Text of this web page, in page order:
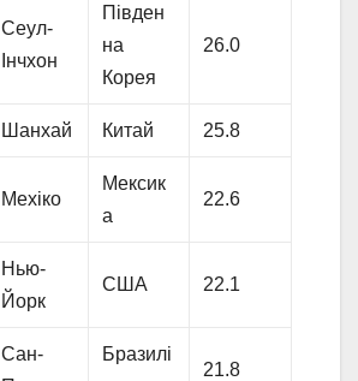
Сеул-
Інчхон
Півден
на
Корея
26.0
Шанхай Китай 25.8
Мехіко
Мексик
а
22.6
Нью-
Йорк
США 22.1
Сан-
Бразилі
21.8